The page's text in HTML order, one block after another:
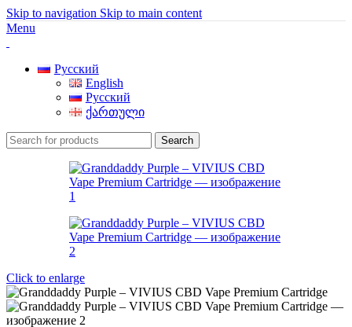
Skip to navigation Skip to main content
Menu
Русский
English
Русский
ქართული
Search
Click to enlarge